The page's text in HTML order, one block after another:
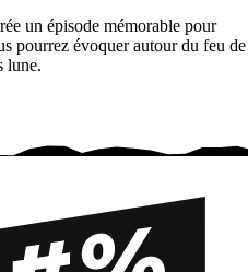
un épisode mémorable pour
pourrez évoquer autour du feu de
lune.